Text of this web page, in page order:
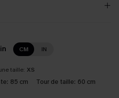
CM IN
taille: XS
85 cm Tour de taille: 60 cm